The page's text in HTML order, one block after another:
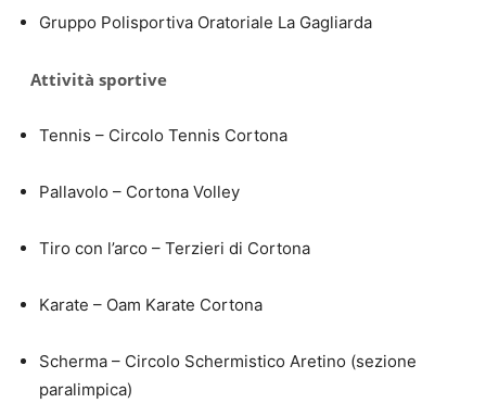
Gruppo Polisportiva Oratoriale La Gagliarda
Attività sportive
Tennis – Circolo Tennis Cortona
Pallavolo – Cortona Volley
Tiro con l’arco – Terzieri di Cortona
Karate – Oam Karate Cortona
Scherma – Circolo Schermistico Aretino (sezione
paralimpica)